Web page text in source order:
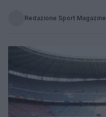
Redazione Sport Magazine